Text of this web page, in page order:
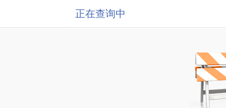
正在查询中